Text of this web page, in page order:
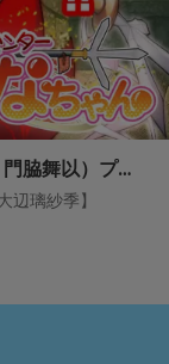
【鬼っ子ハンターついなちゃん】（CV：門脇舞以）プロジェクト！
辺璃紗季】